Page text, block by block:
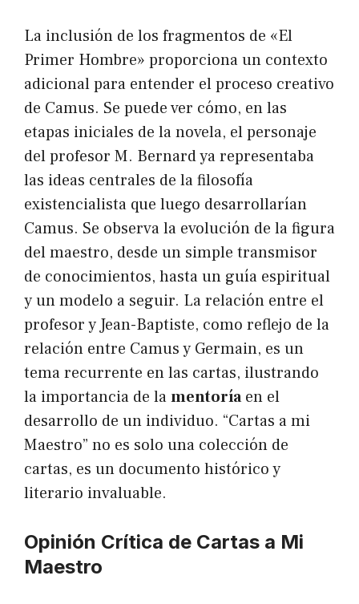
La inclusión de los fragmentos de «El
Primer Hombre» proporciona un contexto
adicional para entender el proceso creativo
de Camus. Se puede ver cómo, en las
etapas iniciales de la novela, el personaje
del profesor M. Bernard ya representaba
las ideas centrales de la filosofía
existencialista que luego desarrollarían
Camus. Se observa la evolución de la figura
del maestro, desde un simple transmisor
de conocimientos, hasta un guía espiritual
y un modelo a seguir. La relación entre el
profesor y Jean-Baptiste, como reflejo de la
relación entre Camus y Germain, es un
tema recurrente en las cartas, ilustrando
la importancia de lamentoríaen el
desarrollo de un individuo. “Cartas a mi
Maestro” no es solo una colección de
cartas, es un documento histórico y
literario invaluable.
Opinión Crítica de Cartas a Mi
Maestro